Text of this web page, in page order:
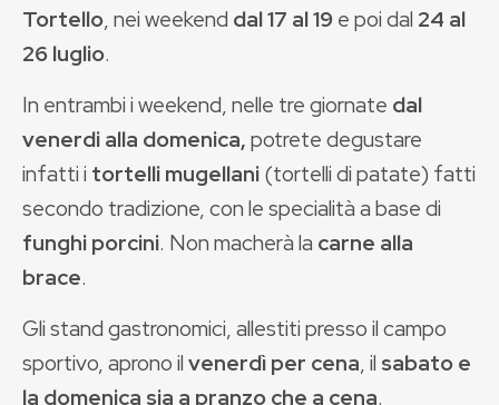
Tortello, nei weekend dal 17 al 19e poi dal 24 al
26 luglio.
In entrambi i weekend, nelle tre giornate dal
venerdi alla domenica,potrete degustare
infatti i tortelli mugellani(tortelli di patate) fatti
secondo tradizione, con le specialità a base di
funghi porcini. Non macherà la carne alla
brace.
Gli stand gastronomici, allestiti presso il campo
sportivo, aprono ilvenerdì per cena, il sabato e
la domenica sia a pranzo che a cena.